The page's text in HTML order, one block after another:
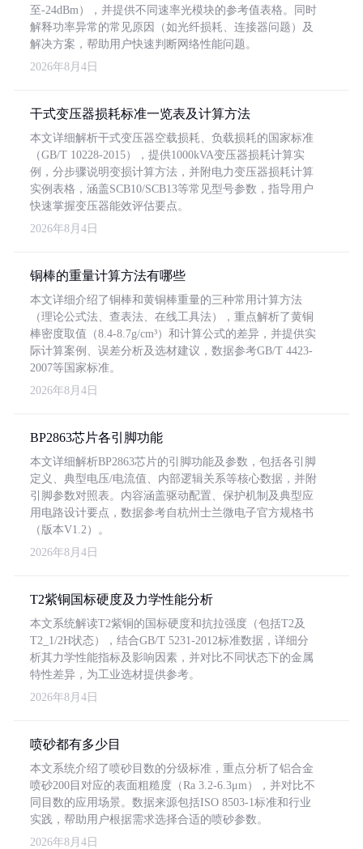
至-24dBm），并提供不同速率光模块的参考值表格。同时
解释功率异常的常见原因（如光纤损耗、连接器问题）及
解决方案，帮助用户快速判断网络性能问题。
2026年8月4日
干式变压器损耗标准一览表及计算方法
本文详细解析干式变压器空载损耗、负载损耗的国家标准
（GB/T 10228-2015），提供1000kVA变压器损耗计算实
例，分步骤说明变损计算方法，并附电力变压器损耗计算
实例表格，涵盖SCB10/SCB13等常见型号参数，指导用户
快速掌握变压器能效评估要点。
2026年8月4日
铜棒的重量计算方法有哪些
本文详细介绍了铜棒和黄铜棒重量的三种常用计算方法
（理论公式法、查表法、在线工具法），重点解析了黄铜
棒密度取值（8.4-8.7g/cm³）和计算公式的差异，并提供实
际计算案例、误差分析及选材建议，数据参考GB/T 4423-
2007等国家标准。
2026年8月4日
BP2863芯片各引脚功能
本文详细解析BP2863芯片的引脚功能及参数，包括各引脚
定义、典型电压/电流值、内部逻辑关系等核心数据，并附
引脚参数对照表。内容涵盖驱动配置、保护机制及典型应
用电路设计要点，数据参考自杭州士兰微电子官方规格书
（版本V1.2）。
2026年8月4日
T2紫铜国标硬度及力学性能分析
本文系统解读T2紫铜的国标硬度和抗拉强度（包括T2及
T2_1/2H状态），结合GB/T 5231-2012标准数据，详细分
析其力学性能指标及影响因素，并对比不同状态下的金属
特性差异，为工业选材提供参考。
2026年8月4日
喷砂都有多少目
本文系统介绍了喷砂目数的分级标准，重点分析了铝合金
喷砂200目对应的表面粗糙度（Ra 3.2-6.3μm），并对比不
同目数的应用场景。数据来源包括ISO 8503-1标准和行业
实践，帮助用户根据需求选择合适的喷砂参数。
2026年8月4日